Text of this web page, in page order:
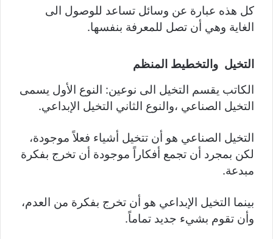
كل هذه عبارة عن وسائل تساعد للوصول الى
الغاية وهي أن تصل للمعرفة بنفسها.
التخيل والتخطيط المنظم
الكاتب يقسم التخيل الى نوعين: النوع الأول يسمى
التخيل الصناعي ،والنوع الثاني التخيل الإبداعي.
التخيل الصناعي هو أن تتخيل أشياء فعلاً موجودة،
لكن بمجرد أن تجمع أفكاراً موجودة أن تخرج بفكرة
مبدعة.
بينما التخيل الإبداعي هو أن تخرج بفكرة من العدم،
وأن تقوم بشيء جديد تماماً.